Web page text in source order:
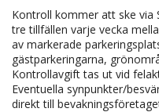
Kontroll kommer att ske via
tre tillfällen varje vecka
av markerade
gästparkeringarna,
Kontrollavgift tas ut vid
Eventuella synpunkter/
direkt till